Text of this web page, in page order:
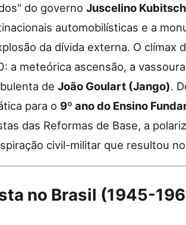
do governo Juscelino
automobilísticas e a
da dívida externa. O clímax
meteórica ascensão, a
de João Goulart (Jango).
para o 9º ano do Ensino
das Reformas de Base, a
civil-militar que resultou
no Brasil (1945-